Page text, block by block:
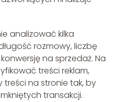
analizować kilka
rozmowy, liczbę
na sprzedaż. Na
treści reklam,
treści na stronie tak, by
transakcji.